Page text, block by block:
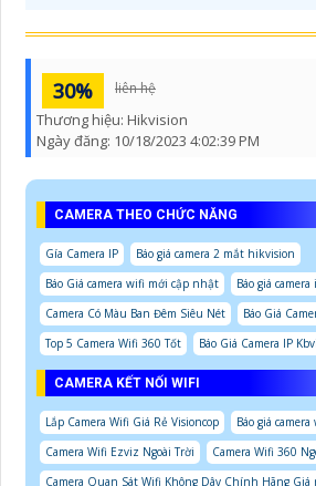
30% liên hệ
Thương hiệu: Hikvision
Ngày đăng: 10/18/2023 4:02:39 PM
CAMERA THEO CHỨC NĂNG
Gía Camera IP
Báo giá camera 2 mắt hikvision
Báo Giá camera wifi mới cập nhật
Báo giá
Camera Có Màu Ban Đêm Siêu Nét
Báo Giá
Top 5 Camera Wifi 360 Tốt
Báo Giá Camera IP
CAMERA KẾT NỐI WIFI
Lắp Camera Wifi Giá Rẻ Visioncop
Báo giá
Camera Wifi Ezviz Ngoài Trời
Camera Wifi 360
Camera Quan Sát Wifi Không Dây Chính Hãng Giá